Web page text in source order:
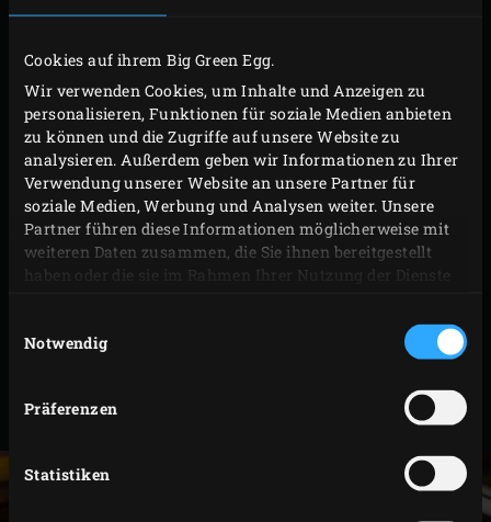
Cookies auf ihrem Big Green Egg.
Wir verwenden Cookies, um Inhalte und Anzeigen zu
personalisieren, Funktionen für soziale Medien anbieten
zu können und die Zugriffe auf unsere Website zu
analysieren. Außerdem geben wir Informationen zu Ihrer
Verwendung unserer Website an unsere Partner für
soziale Medien, Werbung und Analysen weiter. Unsere
Partner führen diese Informationen möglicherweise mit
weiteren Daten zusammen, die Sie ihnen bereitgestellt
haben oder die sie im Rahmen Ihrer Nutzung der Dienste
Notwendig
Präferenzen
Statistiken
Die Zwiebel kurz vor dem Servieren aufschneiden
TIPPS
Natürlich kannst du die Zwiebeln auch ohne
Restwärme rösten. Dann solltest du eine konstante
Temperatur von etwa 80 °C beibehalten und mit
einer Zubereitungszeit von ca. 4 Stunden rechnen.
optimal nutzen? Dann kannst du zum Beispiel
gleichzeitig auch
und/oder rote/gelbe
oder sogar
einen kompletten